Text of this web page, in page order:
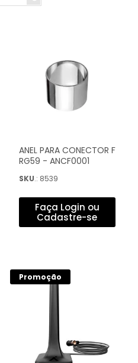
ANEL PARA CONECTOR F
RG59 - ANCF0001
SKU.: 8539
Faça Login ou
Cadastre-se
Promoção